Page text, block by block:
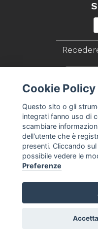
Caseificio
T&S Privacy Policy
Cookie Policy
Questo sito o gli
integrati fanno uso di
scambiare
dell'utente che è
presenti. Cliccando
possibile vedere le
Preferenze